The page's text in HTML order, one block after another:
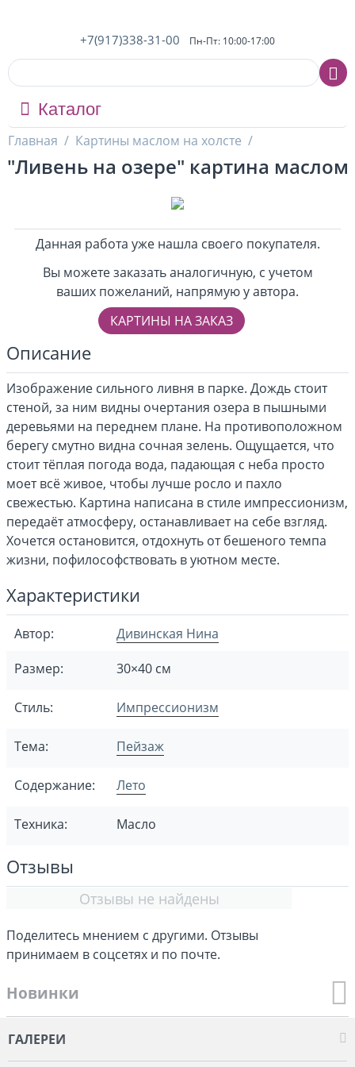
+7(917)338-31-00 Пн-Пт: 10:00-17:00
Каталог
Главная / Картины маслом на холсте /
"Ливень на озере" картина маслом
Данная работа уже нашла своего покупателя.
Вы можете заказать аналогичную, с учетом
ваших пожеланий, напрямую у автора.
КАРТИНЫ НА ЗАКАЗ
Описание
Изображение сильного ливня в парке. Дождь стоит
стеной, за ним видны очертания озера в пышными
деревьями на переднем плане. На противоположном
берегу смутно видна сочная зелень. Ощущается, что
стоит тёплая погода вода, падающая с неба просто
моет всё живое, чтобы лучше росло и пахло
свежестью. Картина написана в стиле импрессионизм,
передаёт атмосферу, останавливает на себе взгляд.
Хочется остановится, отдохнуть от бешеного темпа
жизни, пофилософствовать в уютном месте.
Характеристики
Автор:
Дивинская Нина
Размер:
30×40 см
Стиль: Импрессионизм
Тема: Пейзаж
Содержание: Лето
Техника: Масло
Отзывы
Отзывы не найдены
Поделитесь мнением с другими. Отзывы
принимаем в соцсетях и по почте.
Новинки
ГАЛЕРЕИ